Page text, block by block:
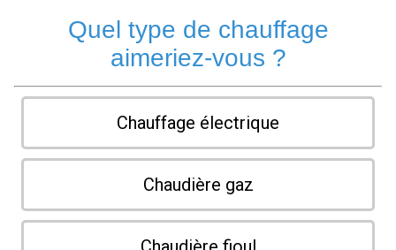
Quel type de chauffage
aimeriez-vous ?
Chauffage électrique
Chaudière gaz